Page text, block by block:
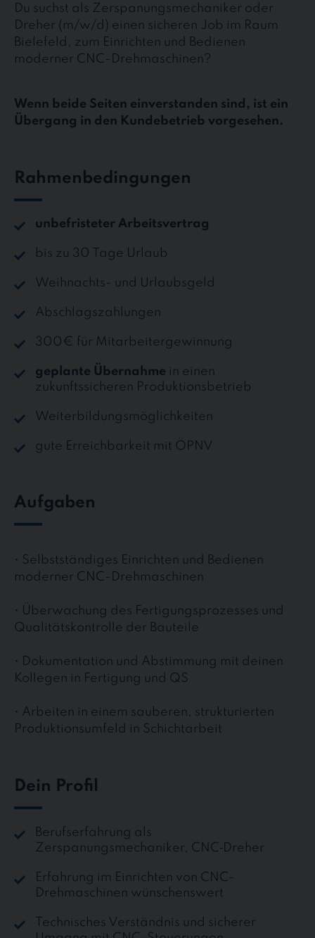
Du suchst als Zerspanungsmechaniker oder
Dreher (m/w/d) einen sicheren Job im Raum
Bielefeld, zum Einrichten und Bedienen
moderner CNC-Drehmaschinen?
Wenn beide Seiten einverstanden sind, ist ein
Übergang in den Kundebetrieb vorgesehen.
Rahmenbedingungen
unbefristeter Arbeitsvertrag
bis zu 30 Tage Urlaub
Weihnachts- und Urlaubsgeld
Abschlagszahlungen
300€ für Mitarbeitergewinnung
geplante Übernahme in einen
zukunftssicheren Produktionsbetrieb
Weiterbildungsmöglichkeiten
gute Erreichbarkeit mit ÖPNV
Aufgaben
• Selbstständiges Einrichten und Bedienen
moderner CNC-Drehmaschinen
• Überwachung des Fertigungsprozesses und
Qualitätskontrolle der Bauteile
• Dokumentation und Abstimmung mit deinen
Kollegen in Fertigung und QS
• Arbeiten in einem sauberen, strukturierten
Produktionsumfeld in Schichtarbeit
Dein Profil
Berufserfahrung als
Zerspanungsmechaniker, CNC‑Dreher
Erfahrung im Einrichten von CNC-
Drehmaschinen wünschenswert
Technisches Verständnis und sicherer